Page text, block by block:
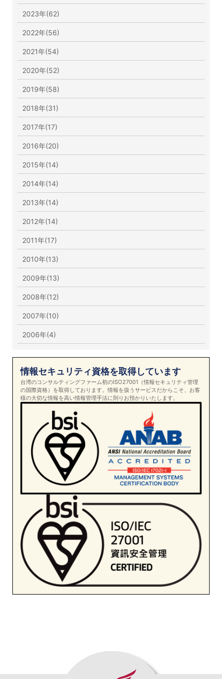
2023年(62)
2022年(56)
2021年(54)
2020年(52)
2019年(58)
2018年(31)
2017年(17)
2016年(20)
2015年(14)
2014年(14)
2013年(14)
2012年(14)
2011年(17)
2010年(13)
2009年(13)
2008年(12)
2007年(10)
2006年(4)
情報セキュリティ資格を取得しています
台湾のコンサルティングファーム初のISO27001（情報セキュリティ管理
の国際資格）を取得しております。情報を扱うサービスだからこそ、お客
様の大切な情報を高い情報管理手法に則りお預かりいたします。